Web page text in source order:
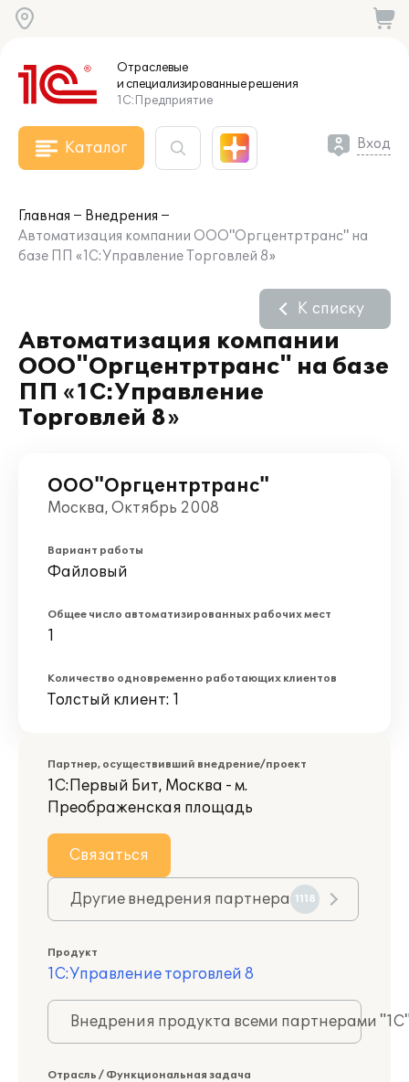
Отраслевые
и специализированныерешения
1С:Предприятие
Каталог Вход
Главная
Внедрения
Автоматизация компании ООО"Оргцентртранс" на
базе ПП «1С:Управление Торговлей 8»
Автоматизация компании
ООО"Оргцентртранс" на базе
ПП «1С:Управление
Торговлей 8»
К списку
ООО"Оргцентртранс"
Москва, Октябрь 2008
Вариант работы
Файловый
Общее число автоматизированных рабочих мест
1
Количество одновременно работающих клиентов
Толстый клиент: 1
Партнер, осуществивший внедрение/проект
1С:Первый Бит, Москва - м.
Преображенская площадь
Связаться
Другие внедрения партнера 1118
Продукт
1С:Управление торговлей 8
Внедрения продукта всеми партнерами
Отрасль / Функциональная задача